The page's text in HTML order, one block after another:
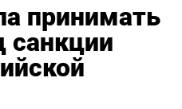
принимать
санкции